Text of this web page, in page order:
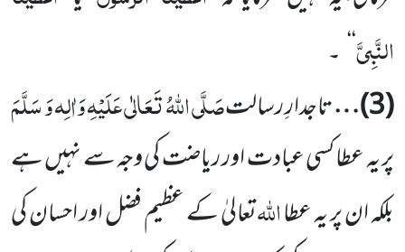
النَّبِیَّ‘‘ ۔
(3)
…تاجدارِ رسالتصَلَّی اللّٰہُ تَعَالٰی عَلَیْہِ وَاٰلِہ وَ سَلَّمَ
پر یہ عطا کسی عبادت اور ریاضت کی وجہ سے نہیں ہے
بلکہ ان پر یہ عطااللّٰہتعالیٰ کے عظیم فضل اور احسان کی